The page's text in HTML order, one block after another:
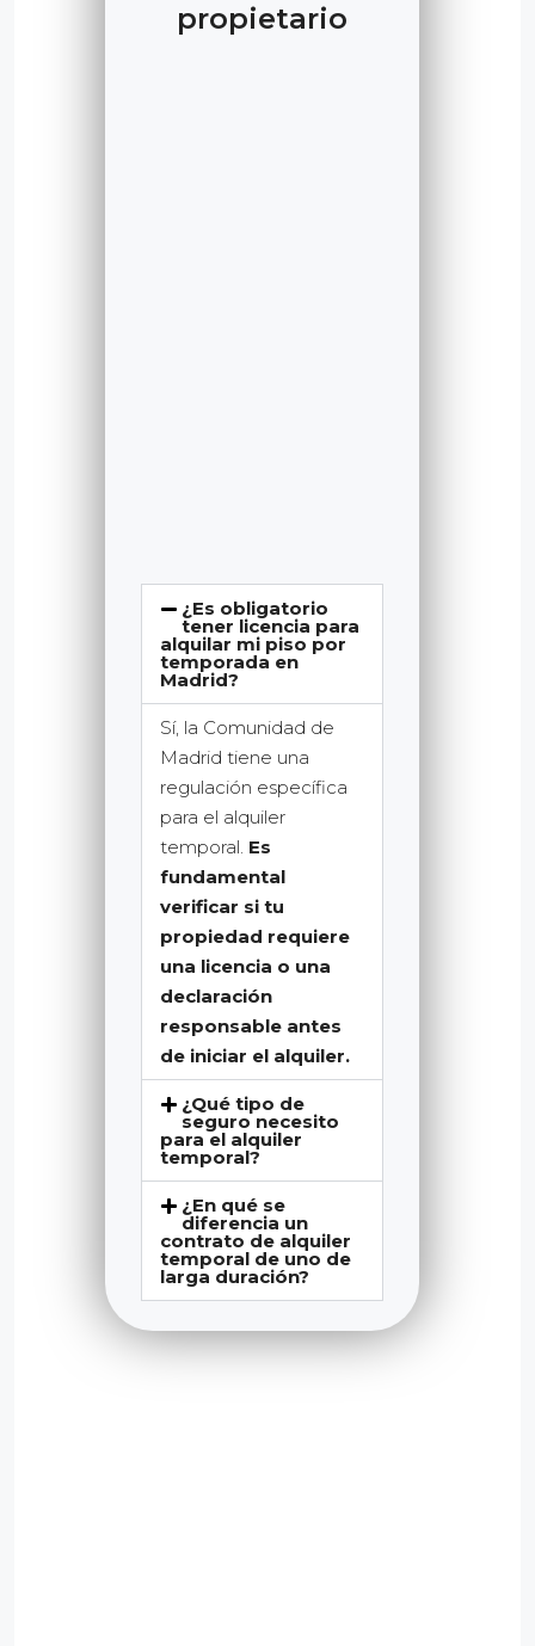
propietario
¿Es obligatorio
tener licencia para
alquilar mi piso por
temporada en
Madrid?
Sí, la Comunidad de
Madrid tiene una
regulación específica
para el alquiler
temporal. Es
fundamental
verificar si tu
propiedad requiere
una licencia o una
declaración
responsable antes
de iniciar el alquiler.
¿Qué tipo de
seguro necesito
para el alquiler
temporal?
¿En qué se
diferencia un
contrato de alquiler
temporal de uno de
larga duración?